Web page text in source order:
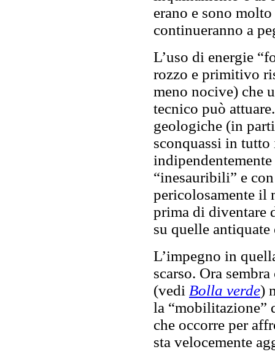
erano e sono
continueranno a
L’uso di energie
rozzo e primitivo
meno nocive) che
tecnico può
geologiche (in
sconquassi in
“inesauribili” e
pericolosamente il
prima di diventare
su quelle
L’impegno in
scarso. Ora
(vedi Bolla verde)
la “mobilitazione”
che occorre per
sta velocemente